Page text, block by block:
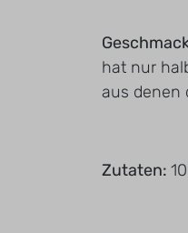
hat nur
aus denen
Zutaten: